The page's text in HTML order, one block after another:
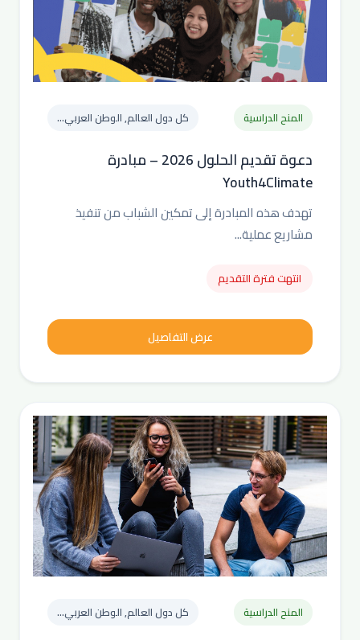
المنح الدراسية كل دول العالم, الوطن العربي...
دعوة تقديم الحلول 2026 – مبادرة
Youth4Climate
تهدف هذه المبادرة إلى تمكين الشباب من تنفيذ
مشاريع عملية...
انتهت فترة التقديم
عرض التفاصيل
المنح الدراسية كل دول العالم, الوطن العربي...